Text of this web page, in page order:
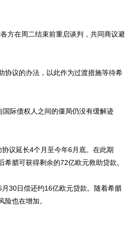
在周二结束前重启谈判，共同商议避
议的办法，以此作为过渡措施等待希
际债权人之间的僵局仍没有缓解迹
议延长4个月至今年6月底。在此期
腊可获得剩余的72亿欧元救助贷款。
30日偿还约16亿欧元贷款。随着希腊
也在增加。